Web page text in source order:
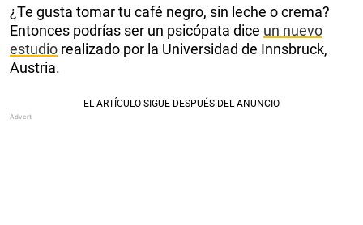
¿Te gusta tomar tu café negro, sin leche o crema?
Entonces podrías ser un psicópata dice un nuevo
estudio realizado por la Universidad de Innsbruck,
Austria.